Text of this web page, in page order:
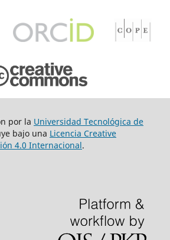
por la Universidad Tecnológica de
bajo una Licencia Creative
4.0 Internacional.